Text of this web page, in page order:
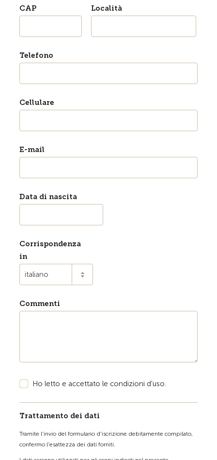
CAP Località
Telefono
Cellulare
E-mail
Data di nascita
Corrispondenza
in
italiano
Commenti
Ho letto e accettato le condizioni d'uso.
Trattamento dei dati
Tramite l'invio del formulario d'iscrizione debitamente compilato,
confermo l'esattezza dei dati forniti.